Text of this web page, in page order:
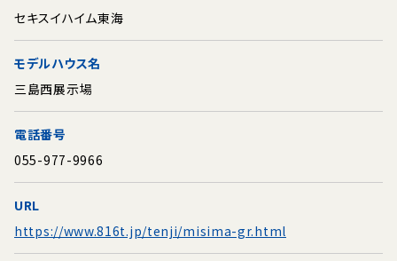
セキスイハイム東海
モデルハウス名
三島西展示場
電話番号
055-977-9966
URL
https://www.816t.jp/tenji/misima-gr.html